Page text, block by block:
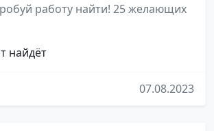
работу найти! 25 желающих
найдёт
07.08.2023